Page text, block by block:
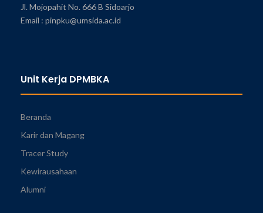
Jl. Mojopahit No. 666 B Sidoarjo
Email : pinpku@umsida.ac.id
Unit Kerja DPMBKA
Beranda
Karir dan Magang
Tracer Study
Kewirausahaan
Alumni